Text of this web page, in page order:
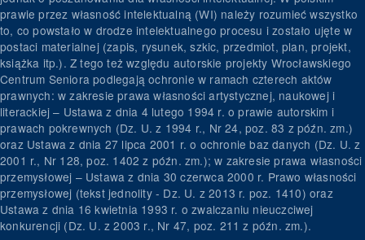
prawie przez własność intelektualną (WI) należy rozumieć wszystko
to, co powstało w drodze intelektualnego procesu i zostało ujęte w
postaci materialnej (zapis, rysunek, szkic, przedmiot, plan, projekt,
książka itp.). Z tego też względu autorskie projekty Wrocławskiego
Centrum Seniora podlegają ochronie w ramach czterech aktów
prawnych: w zakresie prawa własności artystycznej, naukowej i
literackiej – Ustawa z dnia 4 lutego 1994 r. o prawie autorskim i
prawach pokrewnych (Dz. U. z 1994 r., Nr 24, poz. 83 z późn. zm.)
oraz Ustawa z dnia 27 lipca 2001 r. o ochronie baz danych (Dz. U. z
2001 r., Nr 128, poz. 1402 z późn. zm.); w zakresie prawa własności
przemysłowej – Ustawa z dnia 30 czerwca 2000 r. Prawo własności
przemysłowej (tekst jednolity - Dz. U. z 2013 r. poz. 1410) oraz
Ustawa z dnia 16 kwietnia 1993 r. o zwalczaniu nieuczciwej
konkurencji (Dz. U. z 2003 r., Nr 47, poz. 211 z późn. zm.).